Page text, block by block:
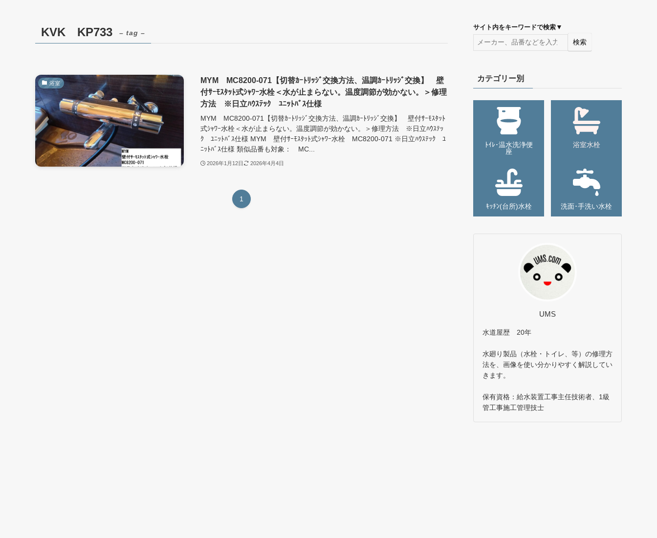
KVK KP733 – tag –
浴室
MYM MC8200-071【切替ｶｰﾄﾘｯｼﾞ交換方法、温調ｶｰﾄﾘｯｼﾞ交換】 壁
付ｻｰﾓｽﾀｯﾄ式ｼｬﾜｰ水栓＜水が止まらない。温度調節が効かない。＞修理
方法 ※日立ﾊｳｽﾃｯｸ ﾕﾆｯﾄﾊﾞｽ仕様
MYM MC8200-071【切替ｶｰﾄﾘｯｼﾞ交換方法、温調ｶｰﾄﾘｯｼﾞ交換】 壁付ｻｰﾓｽﾀｯﾄ
式ｼｬﾜｰ水栓＜水が止まらない。温度調節が効かない。＞修理方法 ※日立ﾊｳｽﾃｯ
ｸ ﾕﾆｯﾄﾊﾞｽ仕様 MYM 壁付ｻｰﾓｽﾀｯﾄ式ｼｬﾜｰ水栓 MC8200-071 ※日立ﾊｳｽﾃｯｸ ﾕ
ﾆｯﾄﾊﾞｽ仕様 類似品番も対象： MC...
2026年1月12日 2026年4月4日
1
サイト内をキーワードで検索 ▼
検索
カテゴリー別
ﾄｲﾚ･温水洗浄便
座
浴室水栓
ｷｯﾁﾝ(台所)水栓 洗面･手洗い水栓
UMS
水道屋歴 20年
水廻り製品（水栓・トイレ、等）の修理方
法を、画像を使い分かりやすく解説してい
きます。
保有資格：給水装置工事主任技術者、1級
管工事施工管理技士